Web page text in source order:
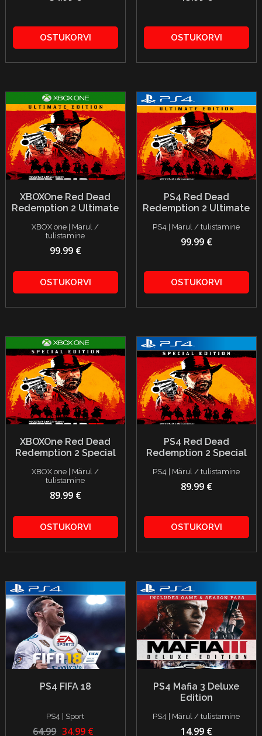
OSTUKORVI OSTUKORVI
XBOXOne Red Dead
Redemption 2 Ultimate
XBOX one | Märul /
tulistamine
99.99 €
OSTUKORVI
PS4 Red Dead
Redemption 2 Ultimate
PS4 | Märul / tulistamine
99.99 €
OSTUKORVI
XBOXOne Red Dead
Redemption 2 Special
XBOX one | Märul /
tulistamine
89.99 €
OSTUKORVI
PS4 Red Dead
Redemption 2 Special
PS4 | Märul / tulistamine
89.99 €
OSTUKORVI
PS4 FIFA 18
PS4 | Sport
64.99 34.99 €
PS4 Mafia 3 Deluxe
Edition
PS4 | Märul / tulistamine
14.99 €